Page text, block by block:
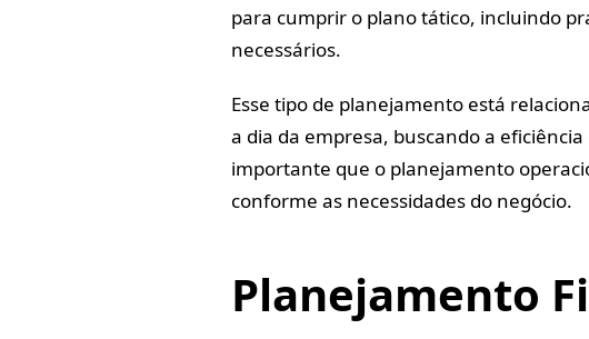
para cumprir o plano tático, incluindo
necessários.
Esse tipo de planejamento está
a dia da empresa, buscando a
importante que o planejamento
conforme as necessidades do negócio.
Planejamento